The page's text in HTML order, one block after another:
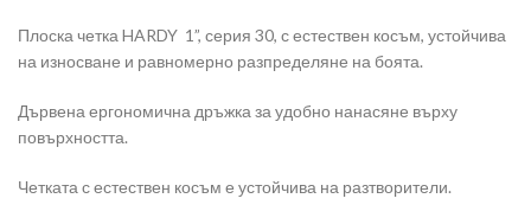
Плоска четка HARDY 1”, серия 30, с естествен косъм, устойчива
на износване и равномерно разпределяне на боята.
Дървена ергономична дръжка за удобно нанасяне върху
повърхността.
Четката с естествен косъм е устойчива на разтворители.